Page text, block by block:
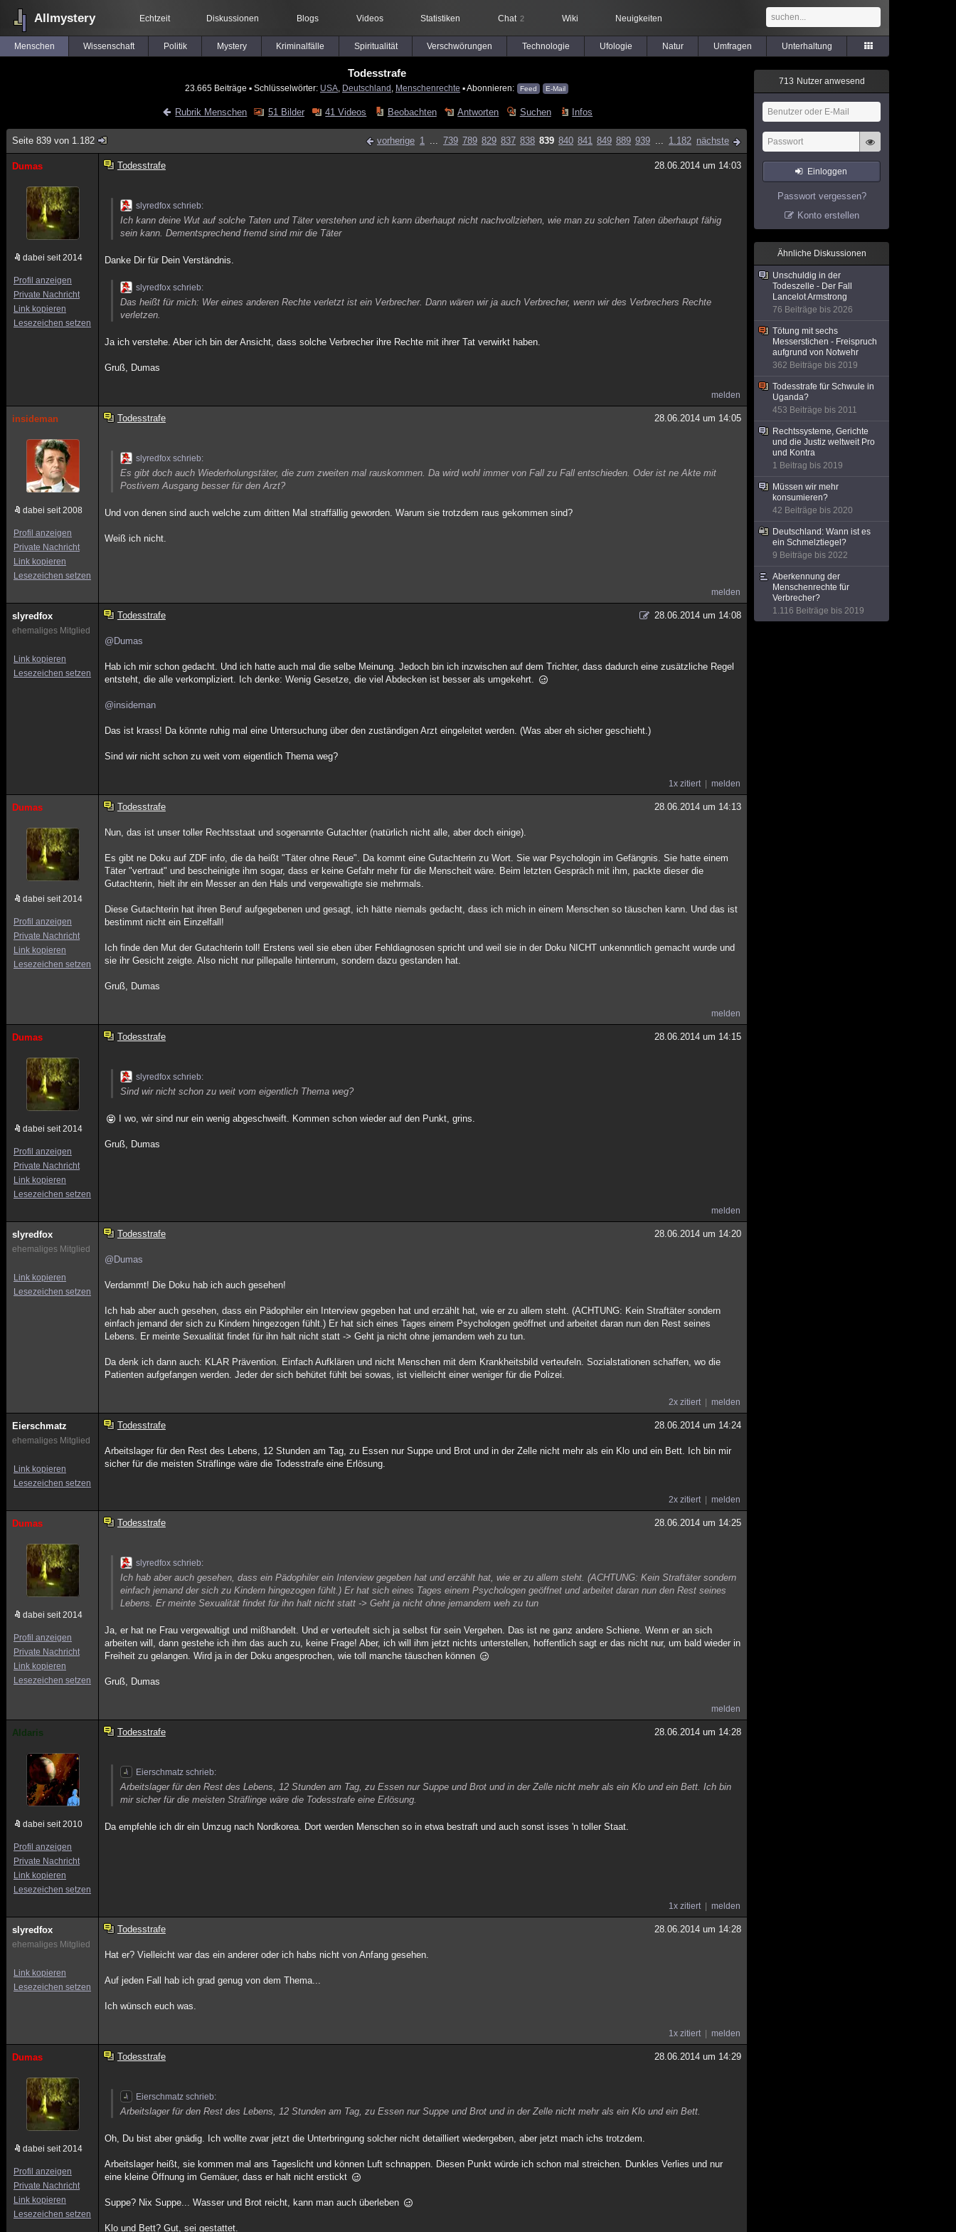
Allmystery Echtzeit Diskussionen Blogs Videos Statistiken Chat 2 Wiki Neuigkeiten
Menschen Wissenschaft Politik Mystery Kriminalfälle Spiritualität Verschwörungen Technologie Ufologie Natur Umfragen Unterhaltung
Todesstrafe
23.665 Beiträge ▪ Schlüsselwörter: USA Deutschland Menschenrechte ▪ Abonnieren: Feed E-Mail
Rubrik Menschen 51 Bilder 41 Videos Beobachten Antworten Suchen Infos
Seite 839 von 1.182 vorherige 1 ... 739 789 829 837 838 839 840 841 849 889 939 ... 1.182 nächste
Dumas
dabei seit 2014
Profil anzeigen
Private Nachricht
Link kopieren
Lesezeichen setzen
Todesstrafe 28.06.2014 um 14:03
slyredfox schrieb:
Ich kann deine Wut auf solche Taten und Täter verstehen und ich kann überhaupt nicht nachvollziehen, wie man zu solchen Taten überhaupt fähig
sein kann. Dementsprechend fremd sind mir die Täter
Danke Dir für Dein Verständnis.
slyredfox schrieb:
Das heißt für mich: Wer eines anderen Rechte verletzt ist ein Verbrecher. Dann wären wir ja auch Verbrecher, wenn wir des Verbrechers Rechte
verletzen.
Ja ich verstehe. Aber ich bin der Ansicht, dass solche Verbrecher ihre Rechte mit ihrer Tat verwirkt haben.
Gruß, Dumas
melden
insideman
dabei seit 2008
Profil anzeigen
Private Nachricht
Link kopieren
Lesezeichen setzen
Todesstrafe 28.06.2014 um 14:05
slyredfox schrieb:
Es gibt doch auch Wiederholungstäter, die zum zweiten mal rauskommen. Da wird wohl immer von Fall zu Fall entschieden. Oder ist ne Akte mit
Postivem Ausgang besser für den Arzt?
Und von denen sind auch welche zum dritten Mal straffällig geworden. Warum sie trotzdem raus gekommen sind?
Weiß ich nicht.
melden
slyredfox
ehemaliges Mitglied
Link kopieren
Lesezeichen setzen
Todesstrafe 28.06.2014 um 14:08
@Dumas
Hab ich mir schon gedacht. Und ich hatte auch mal die selbe Meinung. Jedoch bin ich inzwischen auf dem Trichter, dass dadurch eine zusätzliche Regel
entsteht, die alle verkompliziert. Ich denke: Wenig Gesetze, die viel Abdecken ist besser als umgekehrt.
@insideman
Das ist krass! Da könnte ruhig mal eine Untersuchung über den zuständigen Arzt eingeleitet werden. (Was aber eh sicher geschieht.)
Sind wir nicht schon zu weit vom eigentlich Thema weg?
1x zitiert melden
Dumas
dabei seit 2014
Profil anzeigen
Private Nachricht
Link kopieren
Lesezeichen setzen
Todesstrafe 28.06.2014 um 14:13
Nun, das ist unser toller Rechtsstaat und sogenannte Gutachter (natürlich nicht alle, aber doch einige).
Es gibt ne Doku auf ZDF info, die da heißt "Täter ohne Reue". Da kommt eine Gutachterin zu Wort. Sie war Psychologin im Gefängnis. Sie hatte einem
Täter "vertraut" und bescheinigte ihm sogar, dass er keine Gefahr mehr für die Menscheit wäre. Beim letzten Gespräch mit ihm, packte dieser die
Gutachterin, hielt ihr ein Messer an den Hals und vergewaltigte sie mehrmals.
Diese Gutachterin hat ihren Beruf aufgegebenen und gesagt, ich hätte niemals gedacht, dass ich mich in einem Menschen so täuschen kann. Und das ist
bestimmt nicht ein Einzelfall!
Ich finde den Mut der Gutachterin toll! Erstens weil sie eben über Fehldiagnosen spricht und weil sie in der Doku NICHT unkennntlich gemacht wurde und
sie ihr Gesicht zeigte. Also nicht nur pillepalle hintenrum, sondern dazu gestanden hat.
Gruß, Dumas
melden
Dumas
dabei seit 2014
Profil anzeigen
Private Nachricht
Link kopieren
Lesezeichen setzen
Todesstrafe 28.06.2014 um 14:15
slyredfox schrieb:
Sind wir nicht schon zu weit vom eigentlich Thema weg?
I wo, wir sind nur ein wenig abgeschweift. Kommen schon wieder auf den Punkt, grins.
Gruß, Dumas
melden
slyredfox
ehemaliges Mitglied
Link kopieren
Lesezeichen setzen
Todesstrafe 28.06.2014 um 14:20
@Dumas
Verdammt! Die Doku hab ich auch gesehen!
Ich hab aber auch gesehen, dass ein Pädophiler ein Interview gegeben hat und erzählt hat, wie er zu allem steht. (ACHTUNG: Kein Straftäter sondern
einfach jemand der sich zu Kindern hingezogen fühlt.) Er hat sich eines Tages einem Psychologen geöffnet und arbeitet daran nun den Rest seines
Lebens. Er meinte Sexualität findet für ihn halt nicht statt -> Geht ja nicht ohne jemandem weh zu tun.
Da denk ich dann auch: KLAR Prävention. Einfach Aufklären und nicht Menschen mit dem Krankheitsbild verteufeln. Sozialstationen schaffen, wo die
Patienten aufgefangen werden. Jeder der sich behütet fühlt bei sowas, ist vielleicht einer weniger für die Polizei.
2x zitiert melden
Eierschmatz
ehemaliges Mitglied
Link kopieren
Lesezeichen setzen
Todesstrafe 28.06.2014 um 14:24
Arbeitslager für den Rest des Lebens, 12 Stunden am Tag, zu Essen nur Suppe und Brot und in der Zelle nicht mehr als ein Klo und ein Bett. Ich bin mir
sicher für die meisten Sträflinge wäre die Todesstrafe eine Erlösung.
2x zitiert melden
Dumas
dabei seit 2014
Profil anzeigen
Private Nachricht
Link kopieren
Lesezeichen setzen
Todesstrafe 28.06.2014 um 14:25
slyredfox schrieb:
Ich hab aber auch gesehen, dass ein Pädophiler ein Interview gegeben hat und erzählt hat, wie er zu allem steht. (ACHTUNG: Kein Straftäter sondern
einfach jemand der sich zu Kindern hingezogen fühlt.) Er hat sich eines Tages einem Psychologen geöffnet und arbeitet daran nun den Rest seines
Lebens. Er meinte Sexualität findet für ihn halt nicht statt -> Geht ja nicht ohne jemandem weh zu tun
Ja, er hat ne Frau vergewaltigt und mißhandelt. Und er verteufelt sich ja selbst für sein Vergehen. Das ist ne ganz andere Schiene. Wenn er an sich
arbeiten will, dann gestehe ich ihm das auch zu, keine Frage! Aber, ich will ihm jetzt nichts unterstellen, hoffentlich sagt er das nicht nur, um bald wieder in
Freiheit zu gelangen. Wird ja in der Doku angesprochen, wie toll manche täuschen können
Gruß, Dumas
melden
Aldaris
dabei seit 2010
Profil anzeigen
Private Nachricht
Link kopieren
Lesezeichen setzen
Todesstrafe 28.06.2014 um 14:28
Eierschmatz schrieb:
Arbeitslager für den Rest des Lebens, 12 Stunden am Tag, zu Essen nur Suppe und Brot und in der Zelle nicht mehr als ein Klo und ein Bett. Ich bin
mir sicher für die meisten Sträflinge wäre die Todesstrafe eine Erlösung.
Da empfehle ich dir ein Umzug nach Nordkorea. Dort werden Menschen so in etwa bestraft und auch sonst isses 'n toller Staat.
1x zitiert melden
slyredfox
ehemaliges Mitglied
Link kopieren
Lesezeichen setzen
Todesstrafe 28.06.2014 um 14:28
Hat er? Vielleicht war das ein anderer oder ich habs nicht von Anfang gesehen.
Auf jeden Fall hab ich grad genug von dem Thema...
Ich wünsch euch was.
1x zitiert melden
Dumas
dabei seit 2014
Profil anzeigen
Private Nachricht
Link kopieren
Lesezeichen setzen
Todesstrafe 28.06.2014 um 14:29
Eierschmatz schrieb:
Arbeitslager für den Rest des Lebens, 12 Stunden am Tag, zu Essen nur Suppe und Brot und in der Zelle nicht mehr als ein Klo und ein Bett.
Oh, Du bist aber gnädig. Ich wollte zwar jetzt die Unterbringung solcher nicht detailliert wiedergeben, aber jetzt mach ichs trotzdem.
Arbeitslager heißt, sie kommen mal ans Tageslicht und können Luft schnappen. Diesen Punkt würde ich schon mal streichen. Dunkles Verlies und nur
eine kleine Öffnung im Gemäuer, dass er halt nicht erstickt
Suppe? Nix Suppe... Wasser und Brot reicht, kann man auch überleben
Klo und Bett? Gut, sei gestattet.
713 Nutzer anwesend
Einloggen
Passwort vergessen?
Konto erstellen
Ähnliche Diskussionen
Unschuldig in der
Todeszelle - Der Fall
Lancelot Armstrong
76 Beiträge bis 2026
Tötung mit sechs
Messerstichen - Freispruch
aufgrund von Notwehr
362 Beiträge bis 2019
Todesstrafe für Schwule in
Uganda?
453 Beiträge bis 2011
Rechtssysteme, Gerichte
und die Justiz weltweit Pro
und Kontra
1 Beitrag bis 2019
Müssen wir mehr
konsumieren?
42 Beiträge bis 2020
Deutschland: Wann ist es
ein Schmelztiegel?
9 Beiträge bis 2022
Aberkennung der
Menschenrechte für
Verbrecher?
1.116 Beiträge bis 2019